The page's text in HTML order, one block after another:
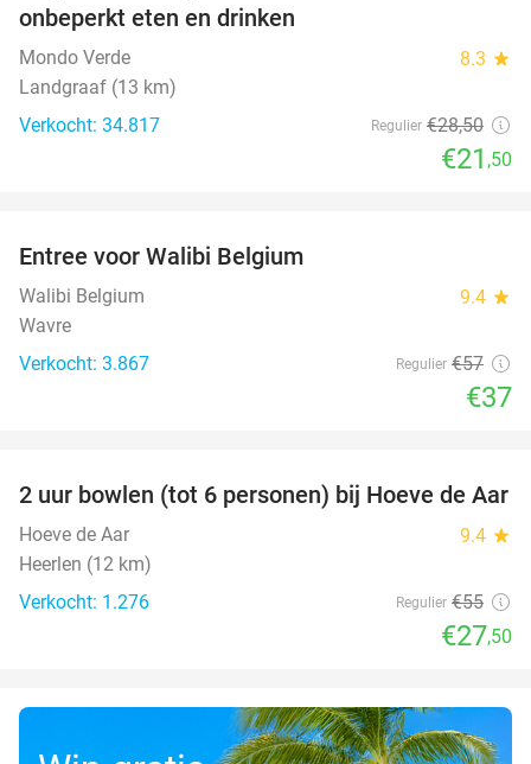
onbeperkt eten en drinken
Mondo Verde 8.3 star
Landgraaf (13 km)
Verkocht: 34.817
Regulier €28,50
€21 ,50
Entree voor Walibi Belgium
Walibi Belgium 9.4 star
Wavre
Verkocht: 3.867
Regulier €57
€37
50%
2 uur bowlen (tot 6 personen) bij Hoeve de Aar
Hoeve de Aar 9.4 star
Heerlen (12 km)
Verkocht: 1.276
Regulier €55
€27,50